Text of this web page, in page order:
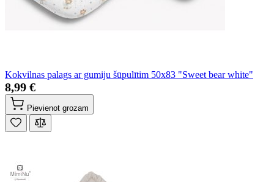
Kokvilnas palags ar gumiju šūpulītim 50x83 "Sweet bear white"
8,99 €
Pievienot grozam